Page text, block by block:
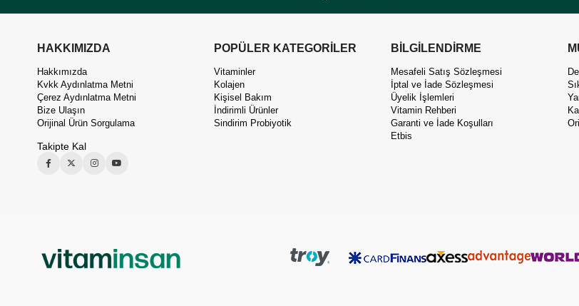
HAKKIMIZDA
Hakkımızda
Kvkk Aydınlatma Metni
Çerez Aydınlatma Metni
Bize Ulaşın
Orijinal Ürün Sorgulama
Takipte Kal
POPÜLER KATEGORİLER
Vitaminler
Kolajen
Kişisel Bakım
İndirimli Ürünler
Sindirim Probiyotik
BİLGİLENDİRME
Mesafeli Satış Sözleşmesi
İptal ve İade Sözleşmesi
Üyelik İşlemleri
Vitamin Rehberi
Garanti ve İade Koşulları
Etbis